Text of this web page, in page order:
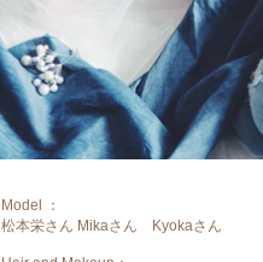
Model ：
松本栄さん Mikaさん Kyokaさん